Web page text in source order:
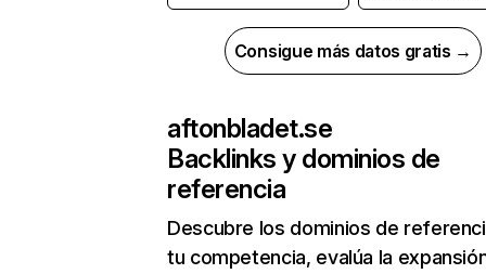
Consigue más datos gratis →
aftonbladet.se
Backlinks y dominios de
referencia
Descubre los dominios de
tu competencia, evalúa la